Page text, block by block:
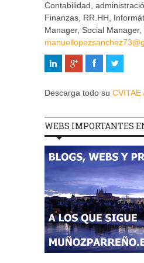
Contabilidad,
Finanzas, RR.HH,
Manager, Social
Descarga todo su CVITAE
WEBS IMPORTANTES